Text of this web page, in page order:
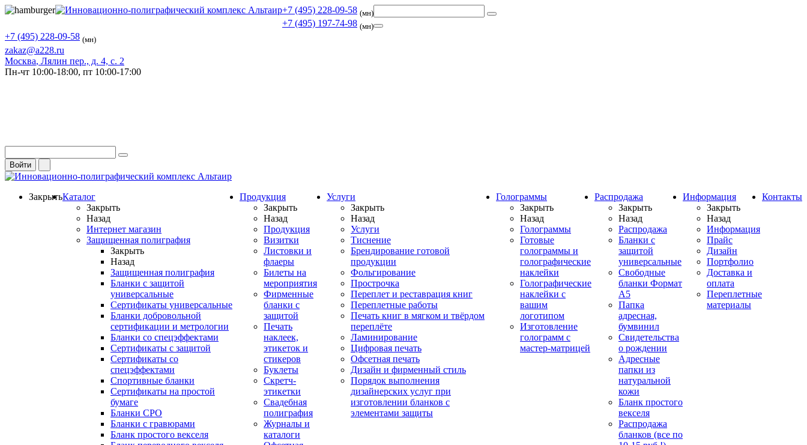
+7 (495) 228-09-58 (мн)
+7 (495) 197-74-98 (мн)
+7 (495) 228-09-58 (мн)
zakaz@a228.ru
Москва, Лялин пер., д. 4, с. 2
Пн-чт 10:00-18:00, пт 10:00-17:00
Войти
ЗакрытьКаталог
Закрыть
Назад
Интернет магазин
Защищенная полиграфия
Закрыть
Назад
Защищенная полиграфия
Бланки с защитой
универсальные
Сертификаты универсальные
Бланки добровольной
сертификации и метрологии
Бланки со спецэффектами
Сертификаты с защитой
Сертификаты со
спецэффектами
Спортивные бланки
Cертификаты на простой
бумаге
Бланки СРО
Бланки с гравюрами
Бланк простого векселя
Продукция
Закрыть
Назад
Продукция
Визитки
Листовки и
флаеры
Билеты на
мероприятия
Фирменные
бланки с
защитой
Печать
наклеек,
этикеток и
стикеров
Буклеты
Скретч-
этикетки
Свадебная
полиграфия
Журналы и
каталоги
Услуги
Закрыть
Назад
Услуги
Тиснение
Брендирование готовой
продукции
Фольгирование
Прострочка
Переплет и реставрация книг
Переплетные работы
Печать книг в мягком и твёрдом
переплёте
Ламинирование
Цифровая печать
Офсетная печать
Дизайн и фирменный стиль
Порядок выполнения
дизайнерских услуг при
изготовлении бланков с
элементами защиты
Голограммы
Закрыть
Назад
Голограммы
Готовые
голограммы и
голографические
наклейки
Голографические
наклейки с
вашим
логотипом
Изготовление
голограмм с
мастер-матрицей
Распродажа
Закрыть
Назад
Распродажа
Бланки с
защитой
универсальные
Свободные
бланки Формат
А5
Папка
адресная,
бумвинил
Свидетельства
о рождении
Адресные
папки из
натуральной
кожи
Бланк простого
векселя
Распродажа
бланков (все по
Информация
Закрыть
Назад
Информация
Прайс
Дизайн
Портфолио
Доставка и
оплата
Переплетные
материалы
Контакты